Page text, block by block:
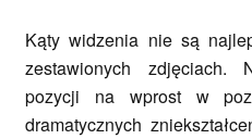
Kąty widzenia nie są
zestawionych zdjęciach.
pozycji na wprost w
dramatycznych